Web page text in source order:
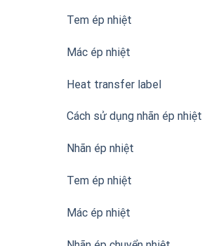
Tem ép nhiệt
Mác ép nhiệt
Heat transfer label
Cách sử dụng nhãn ép nhiệt
Nhãn ép nhiệt
Tem ép nhiệt
Mác ép nhiệt